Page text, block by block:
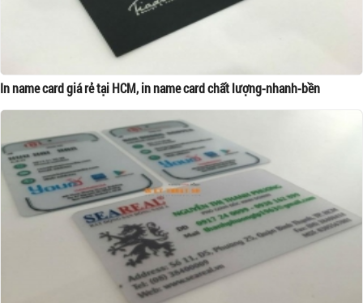
In name card giá rẻ tại HCM, in name card chất lượng-nhanh-bền